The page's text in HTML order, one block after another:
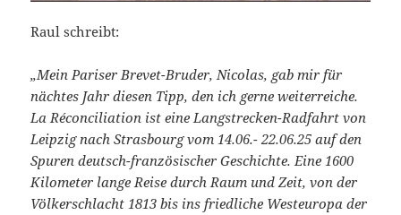
Raul schreibt:
„Mein Pariser Brevet-Bruder, Nicolas, gab mir für
nächtes Jahr diesen Tipp, den ich gerne weiterreiche.
La Réconciliation ist eine Langstrecken-Radfahrt von
Leipzig nach Strasbourg vom 14.06.- 22.06.25 auf den
Spuren deutsch-französischer Geschichte. Eine 1600
Kilometer lange Reise durch Raum und Zeit, von der
Völkerschlacht 1813 bis ins friedliche Westeuropa der